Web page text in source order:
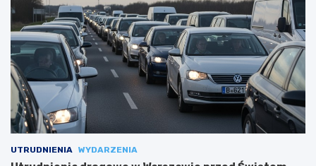
UTRUDNIENIA WYDARZENIA